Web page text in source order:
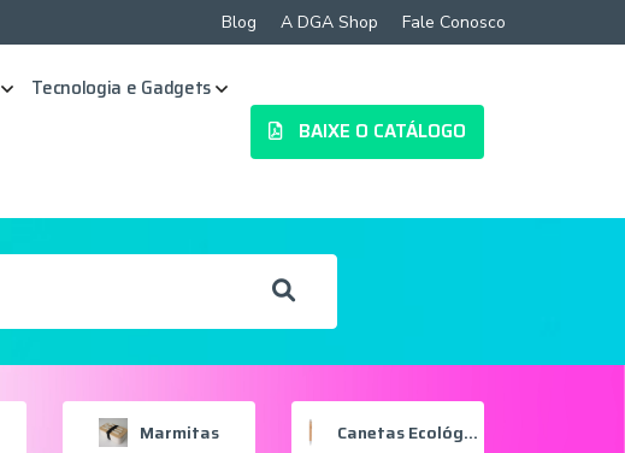
Blog A DGA Shop Fale Conosco
Tecnologia e Gadgets
BAIXE O CATÁLOGO
Marmitas Canetas Ecológicas